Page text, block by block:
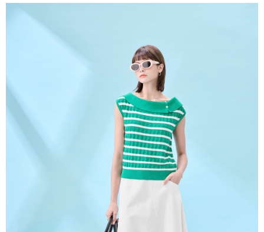
是否繳費成功／繳費後需取消欲退款等相關疑問，請聯繫「AFTEE先享後付
１．透過由恩沛科技股份有限公司提供之「AFTEE先享後付」服務完成之交
易，需依本服務之必要範圍內提供個人資料，並將交易相關給付款項請求債
２．關於個人資料處理事宜，請瀏覽以下網址：
３．未成年的使用者請事先徵得法定代理人或監護人之同意方可使用
「AFTEE先享後付」，若未經同意申辦者引起之損失，本公司不負相關責
４．使用「AFTEE先享後付」時，將依據個別帳號之用戶狀況，依本公司即
時審查核予不同之上限額度；若仍有額度不足之情形，本公司將視審查結果
５．嚴禁一人註冊多個帳號或使用他人資訊註冊。若發現惡意使用之情形，
恩沛科技股份有限公司將有權停止該用戶之使用額度並採取法律行動。